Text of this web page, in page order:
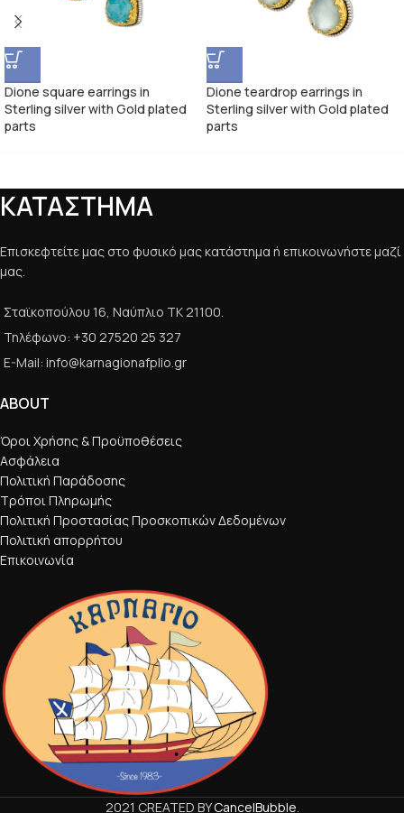
Dione square earrings in
Sterling silver with Gold plated
parts
Dione teardrop earrings in
Sterling silver with Gold plated
parts
ΚΑΤΑΣΤΗΜΑ
Επισκεφτείτε μας στο φυσικό μας κατάστημα ή επικοινωνήστε μαζί
μας.
Σταϊκοπούλου 16, Ναύπλιο ΤΚ 21100.
Τηλέφωνο: +30 27520 25 327
E-Mail: info@karnagionafplio.gr
ABOUT
Όροι Χρήσης & Προϋποθέσεις
Ασφάλεια
Πολιτική Παράδοσης
Τρόποι Πληρωμής
Πολιτική Προστασίας Προσκοπικών Δεδομένων
Πολιτική απορρήτου
Επικοινωνία
2021 CREATED BYCancelBubble.